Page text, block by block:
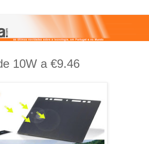
10W a €9.46